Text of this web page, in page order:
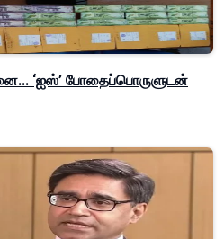
‘ஐஸ்’ போதைப்பொருளுடன்